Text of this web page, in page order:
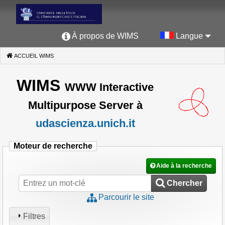
À propos de WIMS Langue
ACCUEIL WIMS
WIMS WWW Interactive
Multipurpose Server à
udascienza.unich.it
Moteur de recherche
Aide à la recherche
Chercher
Parcourir le site
Filtres